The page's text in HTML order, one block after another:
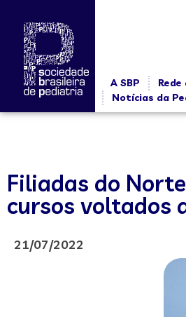
A SBP
Notícias da
Filiadas do
cursos voltados
21/07/2022